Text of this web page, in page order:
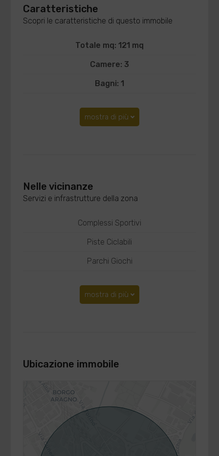
Caratteristiche
Scopri le caratteristiche di questo immobile
Totale mq: 121 mq
Camere: 3
Bagni: 1
mostra di più
Nelle vicinanze
Servizi e infrastrutture della zona
Complessi Sportivi
Piste Ciclabili
Parchi Giochi
mostra di più
Ubicazione immobile